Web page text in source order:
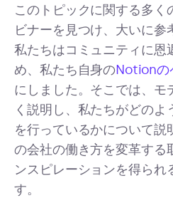
このトピックに関する多く
ビナーを見つけ、大いに参
私たちはコミュニティに恩
め、私たち自身のNotionの
にしました。そこでは、モ
く説明し、私たちがどの
を行っているかについて説
の会社の働き方を変革する
ンスピレーションを得られ
す。